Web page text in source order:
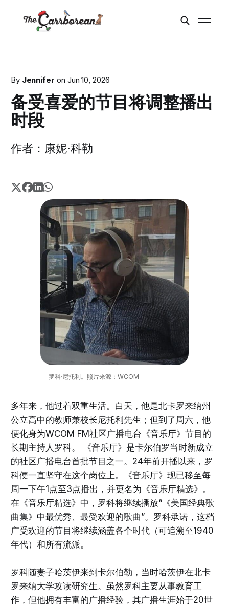
By Jennifer on Jun 10, 2026
备受喜爱的节目将调整播出
时段
作者：康妮·科勒
罗科·尼托利。照片来源：WCOM
多年来，他过着双重生活。白天，他是北卡罗来纳州
公立高中的教师兼校长尼托利先生；但到了周六，他
便化身为WCOM FM社区广播电台《音乐厅》节目的
长期主持人罗科。 《音乐厅》是卡尔伯罗当时新成立
的社区广播电台首批节目之一。24年前开播以来，罗
科便一直坚守在这个岗位上。《音乐厅》现已移至每
周一下午1点至3点播出，并更名为《音乐厅精选》。
在《音乐厅精选》中，罗科将继续播放“《美国经典歌
曲集》中最优秀、最受欢迎的歌曲”。罗科承诺，这档
广受欢迎的节目将继续涵盖各个时代（可追溯至1940
年代）和所有流派。
罗科随妻子哈茨伊来到卡尔伯勒，当时哈茨伊在北卡
罗来纳大学攻读研究生。虽然罗科主要从事教育工
作，但他拥有丰富的广播经验，其广播生涯始于20世